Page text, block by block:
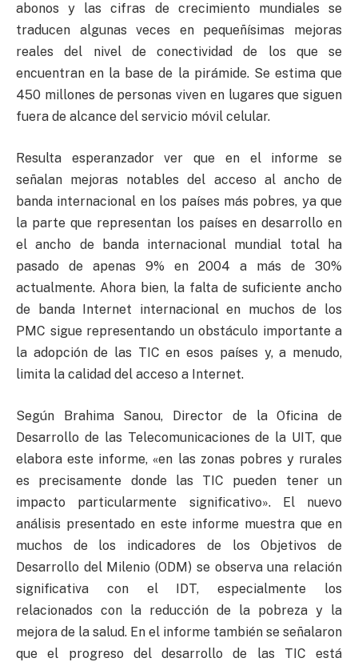
abonos y las cifras de crecimiento mundiales se
traducen algunas veces en pequeñísimas mejoras
reales del nivel de conectividad de los que se
encuentran en la base de la pirámide. Se estima que
450 millones de personas viven en lugares que siguen
fuera de alcance del servicio móvil celular.
Resulta esperanzador ver que en el informe se
señalan mejoras notables del acceso al ancho de
banda internacional en los países más pobres, ya que
la parte que representan los países en desarrollo en
el ancho de banda internacional mundial total ha
pasado de apenas 9% en 2004 a más de 30%
actualmente. Ahora bien, la falta de suficiente ancho
de banda Internet internacional en muchos de los
PMC sigue representando un obstáculo importante a
la adopción de las TIC en esos países y, a menudo,
limita la calidad del acceso a Internet.
Según Brahima Sanou, Director de la Oficina de
Desarrollo de las Telecomunicaciones de la UIT, que
elabora este informe, «en las zonas pobres y rurales
es precisamente donde las TIC pueden tener un
impacto particularmente significativo». El nuevo
análisis presentado en este informe muestra que en
muchos de los indicadores de los Objetivos de
Desarrollo del Milenio (ODM) se observa una relación
significativa con el IDT, especialmente los
relacionados con la reducción de la pobreza y la
mejora de la salud. En el informe también se señalaron
que el progreso del desarrollo de las TIC está